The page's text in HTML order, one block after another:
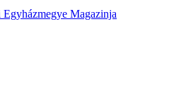
Egyházmegye Magazinja